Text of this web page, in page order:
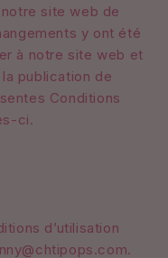
site web de
y ont été
à notre site web et
publication de
Conditions
ci.
d’utilisation